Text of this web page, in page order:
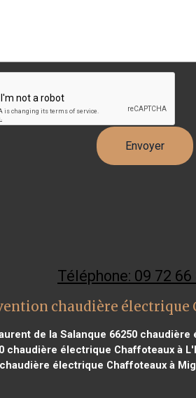
Téléphone: 09 72 66
chaudière électrique
de la Salanque 66250 chaudière
chaudière électrique Chaffoteaux à
chaudière électrique Chaffoteaux à